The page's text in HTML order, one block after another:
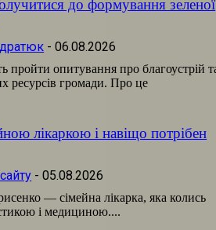
до формування зеленої
- 06.08.2026
пройти опитування про благоустрій
громади. Про це
лікаркою і навіщо потрібен
- 05.08.2026
— сімейна лікарка, яка колись
і медициною....